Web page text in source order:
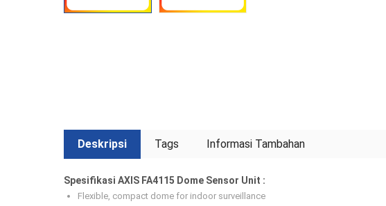
Deskripsi Tags Informasi Tambahan
Spesifikasi AXIS FA4115 Dome Sensor Unit :
Flexible, compact dome for indoor surveillance